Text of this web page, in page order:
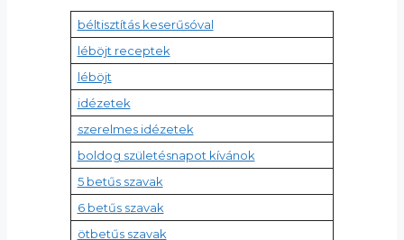
béltisztítás keserűsóval
léböjt receptek
léböjt
idézetek
szerelmes idézetek
boldog születésnapot kívánok
5 betűs szavak
6 betűs szavak
ötbetűs szavak